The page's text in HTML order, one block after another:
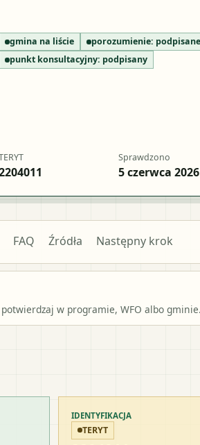
gmina na liście porozumienie: podpisane
punkt konsultacyjny: podpisany
Sprawdzono
5 czerwca 2026
FAQ Źródła Następny krok
w programie, WFO albo gminie.
IDENTYFIKACJA
TERYT